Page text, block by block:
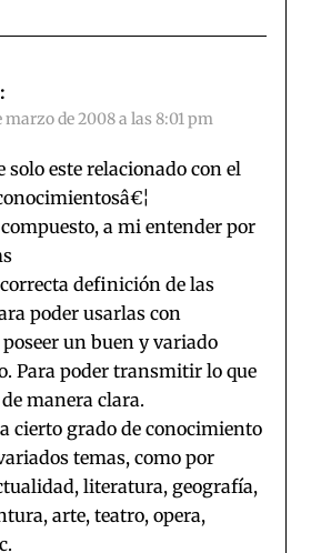
marzo de 2008 a las 8:01 pm
solo este relacionado con el
a mi entender por
definición de las
poder usarlas con
un buen y variado
Para poder transmitir lo que
manera clara.
cierto grado de conocimiento
temas, como por
literatura, geografía,
arte, teatro, opera,